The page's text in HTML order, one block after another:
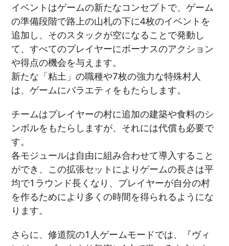
イベントはゲームの新たなコンセプトで、ゲーム
の準備段階で路上の山札の下に4枚のイベントを
追加し、そのスタックが空になることで発動し
て、すべてのプレイヤーにボーナスのアクション
や得点の機会を与えます。
新たな「粘土」の職種や7枚の強力な特殊村人
は、ゲームにバラエティをもたらします。
チームはプレイヤーの村に追加の建築や食料のシ
ンボルをもたらしますが、それには代償も必要で
す。
各モジュールは自由に組み合わせて導入すること
ができ、この拡張セットによりゲームの長さは平
均で1ラウンド長くなり、プレイヤーが自分の村
を作るためにより多くの時間を得られるようにな
ります。
さらに、修道院の1人ゲームモードでは、『ヴィ